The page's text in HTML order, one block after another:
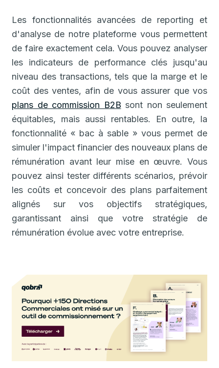
Les fonctionnalités avancées de reporting et
d'analyse de notre plateforme vous permettent
de faire exactement cela. Vous pouvez analyser
les indicateurs de performance clés jusqu'au
niveau des transactions, tels que la marge et le
coût des ventes, afin de vous assurer que vos
plans de commission B2B sont non seulement
équitables, mais aussi rentables. En outre, la
fonctionnalité « bac à sable » vous permet de
simuler l'impact financier des nouveaux plans de
rémunération avant leur mise en œuvre. Vous
pouvez ainsi tester différents scénarios, prévoir
les coûts et concevoir des plans parfaitement
alignés sur vos objectifs stratégiques,
garantissant ainsi que votre stratégie de
rémunération évolue avec votre entreprise.